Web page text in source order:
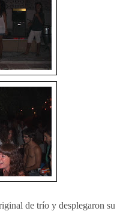
de trío y desplegaron su